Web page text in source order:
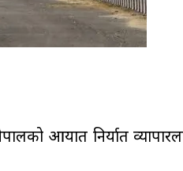
आयात निर्यात